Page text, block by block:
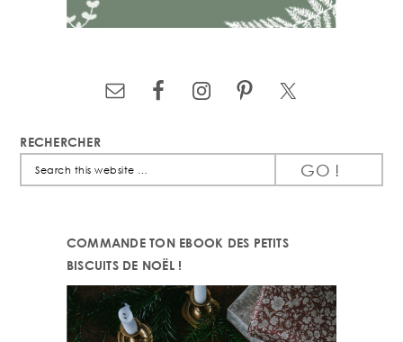
RECHERCHER
COMMANDE TON EBOOK DES PETITS
BISCUITS DE NOËL !